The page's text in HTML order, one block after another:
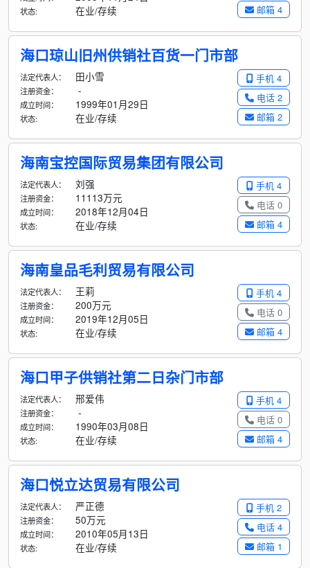
邮箱 4
状态: 在业/存续
海口琼山旧州供销社百货一门市部
手机 4
电话 2
邮箱 2
法定代表人： 田小雪
注册资金： -
成立时间： 1999年01月29日
状态: 在业/存续
海南宝控国际贸易集团有限公司
手机 4
电话 0
邮箱 4
法定代表人： 刘强
注册资金： 11113万元
成立时间： 2018年12月04日
状态: 在业/存续
海南皇品毛利贸易有限公司
手机 4
电话 0
邮箱 4
法定代表人： 王莉
注册资金： 200万元
成立时间： 2019年12月05日
状态: 在业/存续
海口甲子供销社第二日杂门市部
手机 4
电话 0
邮箱 4
法定代表人： 邢爱伟
注册资金： -
成立时间： 1990年03月08日
状态: 在业/存续
海口悦立达贸易有限公司
手机 2
电话 4
邮箱 1
法定代表人： 严正德
注册资金： 50万元
成立时间： 2010年05月13日
状态: 在业/存续